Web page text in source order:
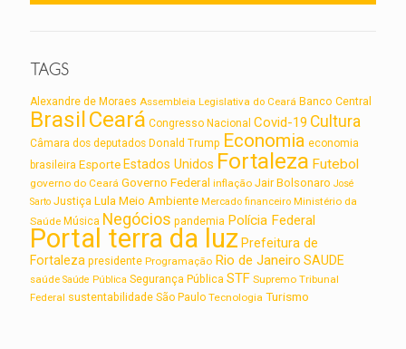
TAGS
Alexandre de Moraes Assembleia Legislativa do Ceará Banco Central
BrasilCeará Congresso Nacional Covid-19 Cultura
Câmara dos deputados Donald Trump Economia economia
brasileira Esporte Estados Unidos Fortaleza Futebol
governo do Ceará Governo Federal inflação Jair Bolsonaro José
Sarto Justiça Lula Meio Ambiente Mercado financeiro Ministério da
Saúde Música Negócios pandemia Polícia Federal
Portal terra da luzPrefeitura de
Fortaleza presidente Programação Rio de Janeiro SAUDE
saúde Saúde Pública Segurança Pública STF Supremo Tribunal
Federal sustentabilidade São Paulo Tecnologia Turismo